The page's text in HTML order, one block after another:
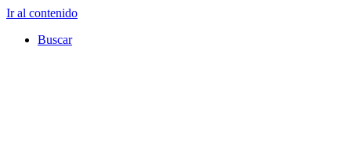
Ir al contenido
Buscar